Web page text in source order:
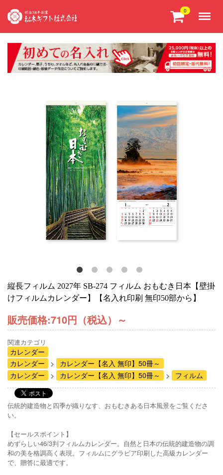
0
縦長フィルム 2027年 SB-274 フィルム おもむき日本【壁掛
けフィルムカレンダー】【名入れ印刷 無印50部から】
販売価格:710円（税込） ～
関連カテゴリ
カレンダー
カレンダー
カレンダー【名入 無印】50冊～
カレンダー
カレンダー【名入 無印】50冊～ フィルム
伝統的建造物と四季が織りなす、おもむきある日本風景をご覧くださ
い。
【セールスポイント】
めずらしい46/3判フィルムカレンダー。自然と日本の伝統的建造物の調
和の美を格調高く表現。フィルムにグラビア印刷した高級カレンダー
で、贈答に最適です。